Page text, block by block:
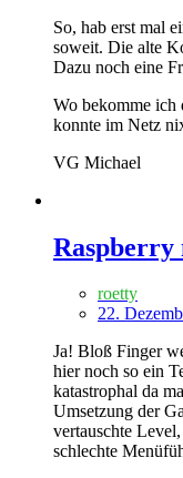
So, hab erst mal
soweit. Die alte
Dazu noch eine
Wo bekomme ich
konnte im Netz
VG Michael
Raspberry
roetty
22.
Ja! Bloß Finger
hier noch so ein
katastrophal da
Umsetzung der
vertauschte
schlechte